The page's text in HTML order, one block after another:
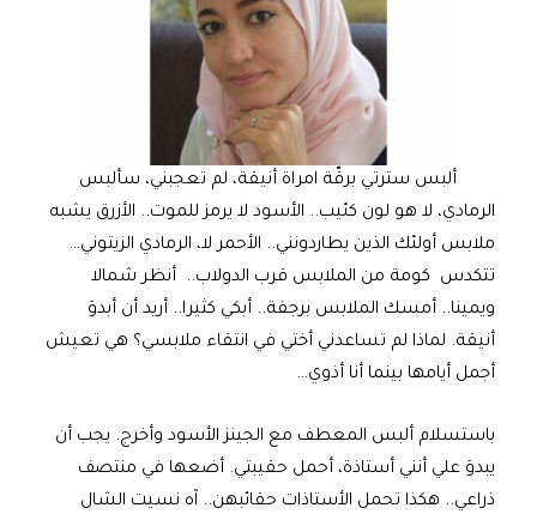
ألبس سترتي برقّة امراة أنيقة، لم تعجبني، سألبس
الرمادي، لا هو لون كئيب.. الأسود لا يرمز للموت.. الأزرق يشبه
ملابس أولئك الذين يطاردونني.. الأحمر لا، الرمادي الزيتوني…
تتكدس كومة من الملابس قرب الدولاب.. أنظر شمالا
ويمينا.. أمسك الملابس برجفة.. أبكي كثيرا.. أريد أن أبدوَ
أنيقة. لماذا لم تساعدني أختي في انتقاء ملابسي؟ هي تعيش
أجمل أيامها بينما أنا أذوي…
باستسلام ألبس المعطف مع الجينز الأسود وأخرج. يجب أن
يبدوَ علي أنني أستاذة، أحمل حقيبتي. أضعها في منتصف
ذراعي.. هكذا تحمل الأستاذات حقائبهن.. آه نسيت الشال